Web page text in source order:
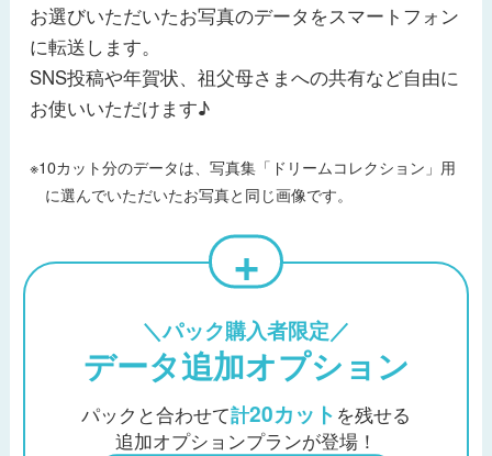
お選びいただいたお写真のデータをスマートフォン
に転送します。
SNS投稿や年賀状、祖父母さまへの共有など自由に
お使いいただけます♪
※10カット分のデータは、写真集「ドリームコレクション」用
に選んでいただいたお写真と同じ画像です。
＼パック購入者限定／
データ追加オプション
パックと合わせて計20カット を残せる
追加オプションプランが登場！